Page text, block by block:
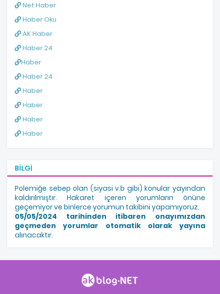
Net Haber
Haber Oku
AK Haber
Haber 24
Haber
Haber 24
Haber
Haber
Haber
Haber
BILGI
Polemiğe sebep olan (siyasi v.b gibi) konular yayından
kaldırılmıştır. Hakaret içeren yorumların önüne
geçemiyor ve binlerce yorumun takibini yapamıyoruz.
05/05/2024 tarihinden itibaren onayımızdan
geçmeden yorumlar otomatik olarak yayına
alınacaktır.